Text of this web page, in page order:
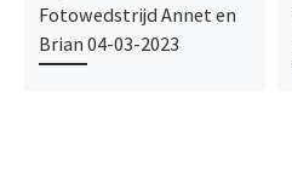
Fotowedstrijd Annet en
Brian 04-03-2023